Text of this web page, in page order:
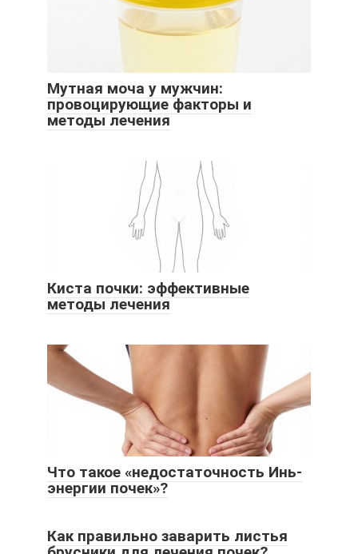
Мутная моча у мужчин:
провоцирующие факторы и
методы лечения
Киста почки: эффективные
методы лечения
Что такое «недостаточность Инь-
энергии почек»?
Как правильно заварить листья